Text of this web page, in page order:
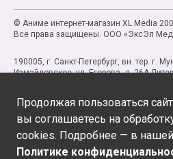
© Аниме интернет-магазин XL Media
Все права защищены. ООО «ЭксЭл
190005, г. Санкт-Петербург, вн. тер. г.
Измайловское, ул. Егорова, д. 26А
Продолжая пользоваться
вы соглашаетесь на
cookies. Подробнее — в нашей
Политике